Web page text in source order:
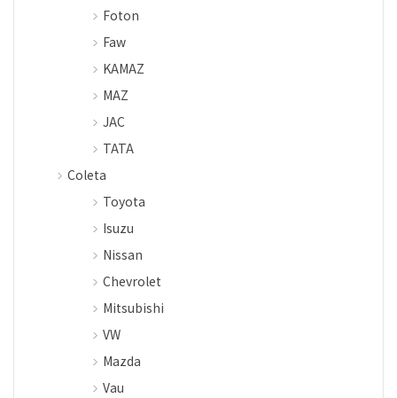
Foton
Faw
KAMAZ
MAZ
JAC
TATA
Coleta
Toyota
Isuzu
Nissan
Chevrolet
Mitsubishi
VW
Mazda
Vau